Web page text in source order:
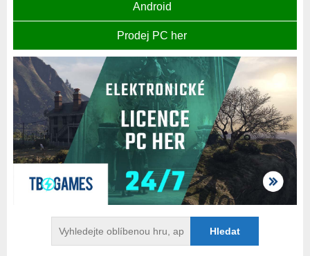
Android
Prodej PC her